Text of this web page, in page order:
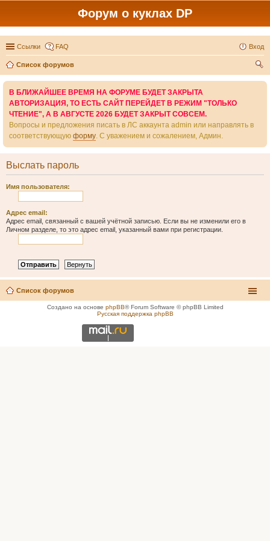
Форум о куклах DP
Ссылки FAQ Вход
Список форумов
В БЛИЖАЙШЕЕ ВРЕМЯ НА ФОРУМЕ БУДЕТ ЗАКРЫТА
АВТОРИЗАЦИЯ, ТО ЕСТЬ САЙТ ПЕРЕЙДЕТ В РЕЖИМ "ТОЛЬКО
ЧТЕНИЕ", А В АВГУСТЕ 2026 БУДЕТ ЗАКРЫТ СОВСЕМ.
Вопросы и предложения писать в ЛС аккаунта admin или направлять в
соответствующую форму. С уважением и сожалением, Админ.
Выслать пароль
Имя пользователя:
Адрес email:
Адрес email, связанный с вашей учётной записью. Если вы не изменили его в
Личном разделе, то это адрес email, указанный вами при регистрации.
Список форумов
Создано на основе phpBB® Forum Software © phpBB Limited
Русская поддержка phpBB